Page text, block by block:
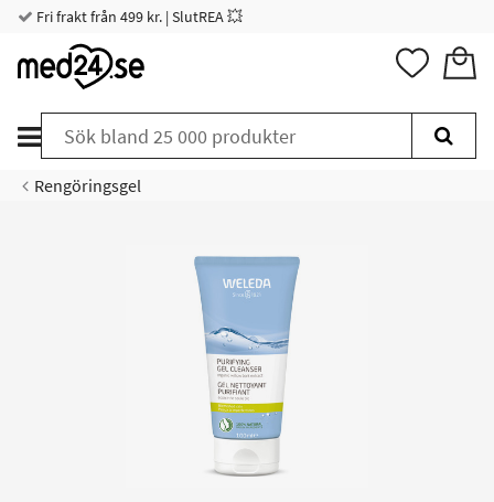
Fri frakt från 499 kr. | SlutREA 💥
Rengöringsgel